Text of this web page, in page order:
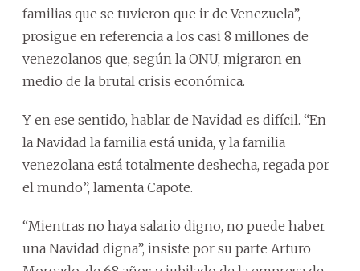
familias que se tuvieron que ir de Venezuela”,
prosigue en referencia a los casi 8 millones de
venezolanos que, según la ONU, migraron en
medio de la brutal crisis económica.
Y en ese sentido, hablar de Navidad es difícil. “En
la Navidad la familia está unida, y la familia
venezolana está totalmente deshecha, regada por
el mundo”, lamenta Capote.
“Mientras no haya salario digno, no puede haber
una Navidad digna”, insiste por su parte Arturo